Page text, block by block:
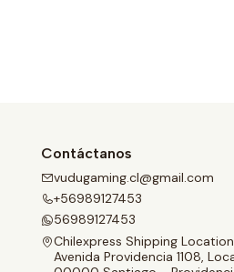
Contáctanos
vudugaming.cl@gmail.com
+56989127453
56989127453
Chilexpress Shipping Location
Avenida Providencia 1108,